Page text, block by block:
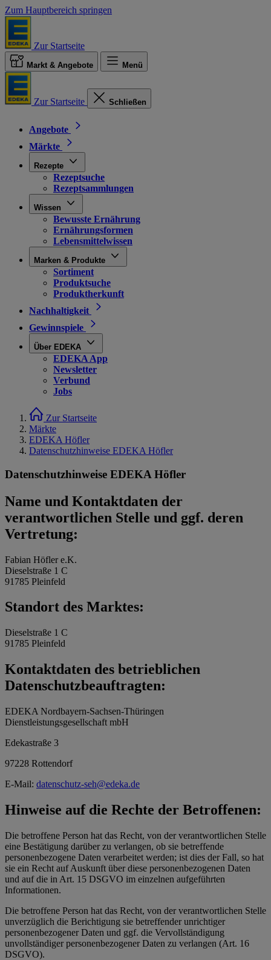
Zum Hauptbereich springen
Zur Startseite
Markt & Angebote Menü
Zur Startseite Schließen
Angebote
Märkte
Rezepte
Rezeptsuche
Rezeptsammlungen
Wissen
Bewusste Ernährung
Ernährungsformen
Lebensmittelwissen
Marken & Produkte
Sortiment
Produktsuche
Produktherkunft
Nachhaltigkeit
Gewinnspiele
Über EDEKA
EDEKA App
Newsletter
Verbund
Jobs
Zur Startseite
Märkte
EDEKA Höfler
Datenschutzhinweise EDEKA Höfler
Datenschutzhinweise EDEKA Höfler
Name und Kontaktdaten der
verantwortlichen Stelle und ggf. deren
Vertretung:
Fabian Höfler e.K.
Dieselstraße 1 C
91785 Pleinfeld
Standort des Marktes:
Dieselstraße 1 C
91785 Pleinfeld
Kontaktdaten des betrieblichen
Datenschutzbeauftragten:
EDEKA Nordbayern-Sachsen-Thüringen
Dienstleistungsgesellschaft mbH
Edekastraße 3
97228 Rottendorf
E-Mail: datenschutz-seh@edeka.de
Hinweise auf die Rechte der Betroffenen:
Die betroffene Person hat das Recht, von der verantwortlichen Stelle
eine Bestätigung darüber zu verlangen, ob sie betreffende
personenbezogene Daten verarbeitet werden; ist dies der Fall, so hat
sie ein Recht auf Auskunft über diese personenbezogenen Daten
und auf die in Art. 15 DSGVO im einzelnen aufgeführten
Informationen.
Die betroffene Person hat das Recht, von der verantwortlichen Stelle
unverzüglich die Berichtigung sie betreffender unrichtiger
personenbezogener Daten und ggf. die Vervollständigung
unvollständiger personenbezogener Daten zu verlangen (Art. 16
DSGVO).